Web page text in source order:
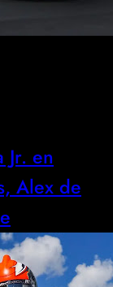
en
Alex de